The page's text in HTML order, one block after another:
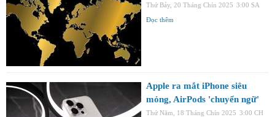
Thứ Bảy, 20 Tháng Chín 2025 3:00 SA
Đọc thêm
Apple ra mắt iPhone siêu
mỏng, AirPods 'chuyển ngữ'
Thứ Năm, 18 Tháng Chín 2025 3:00 CH